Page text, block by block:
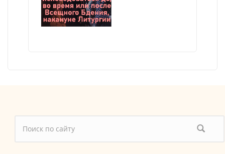
Форма поиска